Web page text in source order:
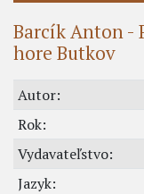
Barcík Anton -
hore Butkov
Autor:
Rok:
Vydavateľstvo:
Jazyk: